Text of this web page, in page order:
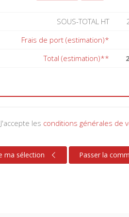
SOUS-TOTAL HT
Frais de port (estimation)*
Total (estimation)**
J'accepte les conditions générales de
ma sélection Passer la